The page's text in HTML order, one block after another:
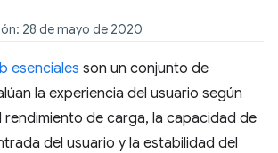
28 de mayo de 2020
esenciales son un conjunto de
la experiencia del usuario según
de carga, la capacidad de
del usuario y la estabilidad del